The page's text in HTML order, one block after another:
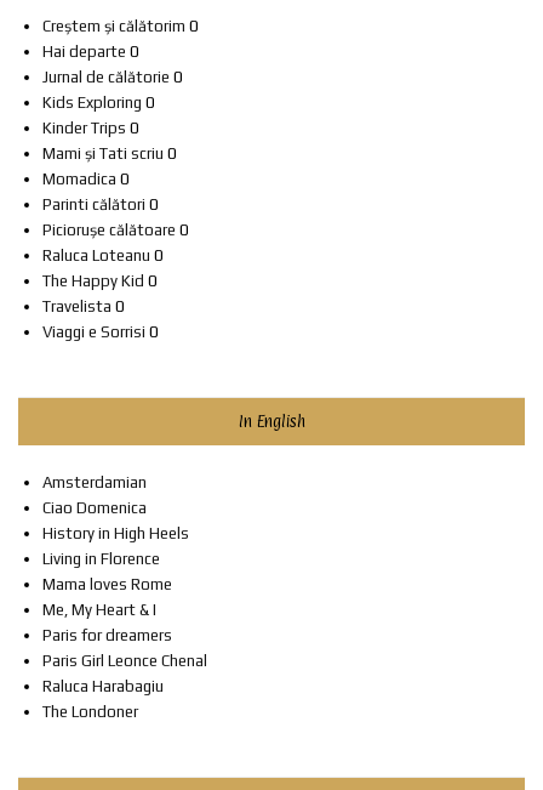
Creștem și călătorim 0
Hai departe 0
Jurnal de călătorie 0
Kids Exploring 0
Kinder Trips 0
Mami și Tati scriu 0
Momadica 0
Parinti călători 0
Piciorușe călătoare 0
Raluca Loteanu 0
The Happy Kid 0
Travelista 0
Viaggi e Sorrisi 0
In English
Amsterdamian
Ciao Domenica
History in High Heels
Living in Florence
Mama loves Rome
Me, My Heart & I
Paris for dreamers
Paris Girl Leonce Chenal
Raluca Harabagiu
The Londoner